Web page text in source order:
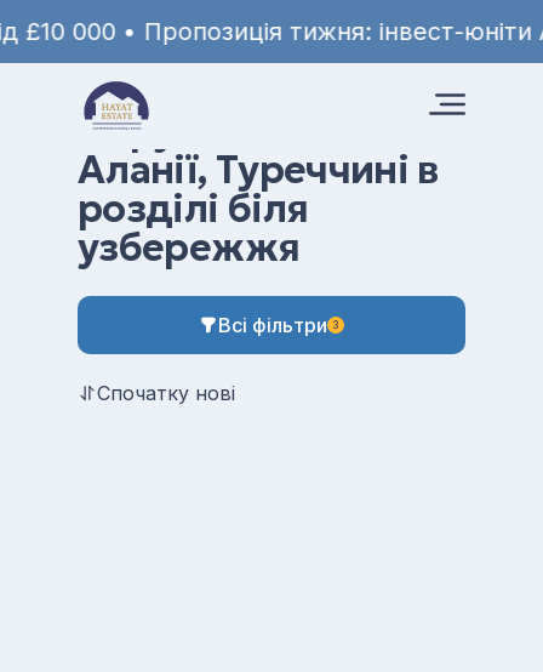
• Пропозиція тижня: інвест-юніти
Hayat
Estate
Нерухомість в Аланії, Туреччині в
Нерухомість в
Аланії, Туреччині в
розділі біля
узбережжя
Всі фільтри 3
Спочатку нові